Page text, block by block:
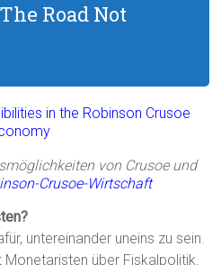
Road Not
von Crusoe und
Crusoe-Wirtschaft
untereinander uneins zu sein.
über Fiskalpolitik.